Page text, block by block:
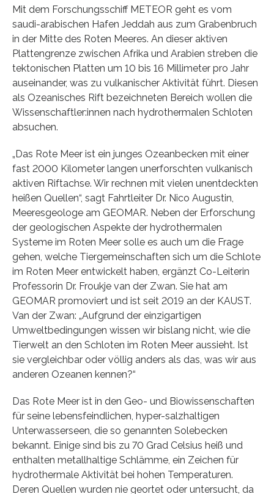
Mit dem Forschungsschiff METEOR geht es vom
saudi-arabischen Hafen Jeddah aus zum Grabenbruch
in der Mitte des Roten Meeres. An dieser aktiven
Plattengrenze zwischen Afrika und Arabien streben die
tektonischen Platten um 10 bis 16 Millimeter pro Jahr
auseinander, was zu vulkanischer Aktivität führt. Diesen
als Ozeanisches Rift bezeichneten Bereich wollen die
Wissenschaftler:innen nach hydrothermalen Schloten
absuchen.
„Das Rote Meer ist ein junges Ozeanbecken mit einer
fast 2000 Kilometer langen unerforschten vulkanisch
aktiven Riftachse. Wir rechnen mit vielen unentdeckten
heißen Quellen“, sagt Fahrtleiter Dr. Nico Augustin,
Meeresgeologe am GEOMAR. Neben der Erforschung
der geologischen Aspekte der hydrothermalen
Systeme im Roten Meer solle es auch um die Frage
gehen, welche Tiergemeinschaften sich um die Schlote
im Roten Meer entwickelt haben, ergänzt Co-Leiterin
Professorin Dr. Froukje van der Zwan. Sie hat am
GEOMAR promoviert und ist seit 2019 an der KAUST.
Van der Zwan: „Aufgrund der einzigartigen
Umweltbedingungen wissen wir bislang nicht, wie die
Tierwelt an den Schloten im Roten Meer aussieht. Ist
sie vergleichbar oder völlig anders als das, was wir aus
anderen Ozeanen kennen?“
Das Rote Meer ist in den Geo- und Biowissenschaften
für seine lebensfeindlichen, hyper-salzhaltigen
Unterwasserseen, die so genannten Solebecken
bekannt. Einige sind bis zu 70 Grad Celsius heiß und
enthalten metallhaltige Schlämme, ein Zeichen für
hydrothermale Aktivität bei hohen Temperaturen.
Deren Quellen wurden nie geortet oder untersucht, da